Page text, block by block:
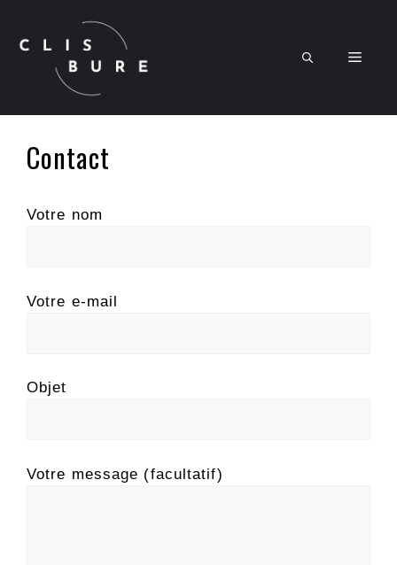
contenu
Menu
Contact
Votre nom
Votre e-mail
Objet
Votre message (facultatif)